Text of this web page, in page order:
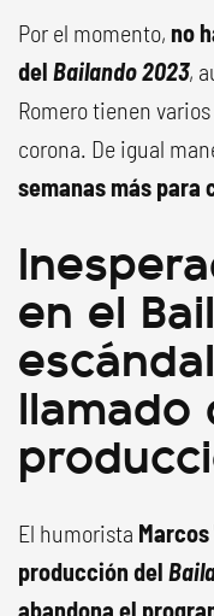
Por el momento, no
del Bailando 2023,
Romero tienen
corona. De igual
semanas más para
en el
llamado
El humorista
producción del
abandona el